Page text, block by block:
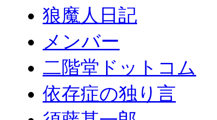
狼魔人日記
メンバー
二階堂ドットコム
依存症の独り言